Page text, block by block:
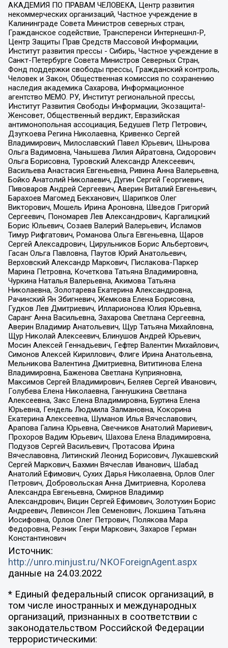
АКАДЕМИЯ ПО ПРАВАМ ЧЕЛОВЕКА, Центр развития
некоммерческих организаций, Частное учреждение в
Калининграде Совета Министров северных стран,
Гражданское содействие, Трансперенси Интернешнл-Р,
Центр Защиты Прав Средств Массовой Информации,
Институт развития прессы - Сибирь, Частное учреждение в
Санкт-Петербурге Совета Министров Северных Стран,
Фонд поддержки свободы прессы, Гражданский контроль,
Человек и Закон, Общественная комиссия по сохранению
наследия академика Сахарова, Информационное
агентство МЕМО. РУ, Институт региональной прессы,
Институт Развития Свободы Информации, Экозащита!-
Женсовет, Общественный вердикт, Евразийская
антимонопольная ассоциация, Бедушев Петр Петрович,
Дзугкоева Регина Николаевна, Кривенко Сергей
Владимирович, Милославский Павел Юрьевич, Шнырова
Ольга Вадимовна, Чанышева Лилия Айратовна, Сидорович
Ольга Борисовна, Туровский Александр Алексеевич,
Васильева Анастасия Евгеньевна, Ривина Анна Валерьевна,
Бойко Анатолий Николаевич, Дугин Сергей Георгиевич,
Пивоваров Андрей Сергеевич, Аверин Виталий Евгеньевич,
Барахоев Магомед Бекханович, Шарипков Олег
Викторович, Мошель Ирина Ароновна, Шведов Григорий
Сергеевич, Пономарев Лев Александрович, Каргалицкий
Борис Юльевич, Созаев Валерий Валерьевич, Исламов
Тимур Рифгатович, Романова Ольга Евгеньевна, Щаров
Сергей Алексадрович, Цирульников Борис Альбертович,
Гасан Ольга Павловна, Паутов Юрий Анатольевич,
Верховский Александр Маркович, Пислакова-Паркер
Марина Петровна, Кочеткова Татьяна Владимировна,
Чуркина Наталья Валерьевна, Акимова Татьяна
Николаевна, Золотарева Екатерина Александровна,
Рачинский Ян Збигневич, Жемкова Елена Борисовна,
Гудков Лев Дмитриевич, Илларионова Юлия Юрьевна,
Саранг Анна Васильевна, Захарова Светлана Сергеевна,
Аверин Владимир Анатольевич, Щур Татьяна Михайловна,
Щур Николай Алексеевич, Блинушов Андрей Юрьевич,
Мосин Алексей Геннадьевич, Гефтер Валентин Михайлович,
Симонов Алексей Кириллович, Флиге Ирина Анатольевна,
Мельникова Валентина Дмитриевна, Вититинова Елена
Владимировна, Баженова Светлана Куприяновна,
Максимов Сергей Владимирович, Беляев Сергей Иванович,
Голубева Елена Николаевна, Ганнушкина Светлана
Алексеевна, Закс Елена Владимировна, Буртина Елена
Юрьевна, Гендель Людмила Залмановна, Кокорина
Екатерина Алексеевна, Шуманов Илья Вячеславович,
Арапова Галина Юрьевна, Свечников Анатолий Мариевич,
Прохоров Вадим Юрьевич, Шахова Елена Владимировна,
Подузов Сергей Васильевич, Протасова Ирина
Вячеславовна, Литинский Леонид Борисович, Лукашевский
Сергей Маркович, Бахмин Вячеслав Иванович, Шабад
Анатолий Ефимович, Сухих Дарья Николаевна, Орлов Олег
Петрович, Добровольская Анна Дмитриевна, Королева
Александра Евгеньевна, Смирнов Владимир
Александрович, Вицин Сергей Ефимович, Золотухин Борис
Андреевич, Левинсон Лев Семенович, Локшина Татьяна
Иосифовна, Орлов Олег Петрович, Полякова Мара
Федоровна, Резник Генри Маркович, Захаров Герман
Константинович
Источник:
http://unro.minjust.ru/NKOForeignAgent.aspx
данные на 24.03.2022
* Единый федеральный список организаций, в
том числе иностранных и международных
организаций, признанных в соответствии с
законодательством Российской Федерации
террористическими: